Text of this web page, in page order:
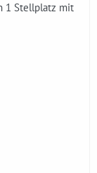
1 Stellplatz mit